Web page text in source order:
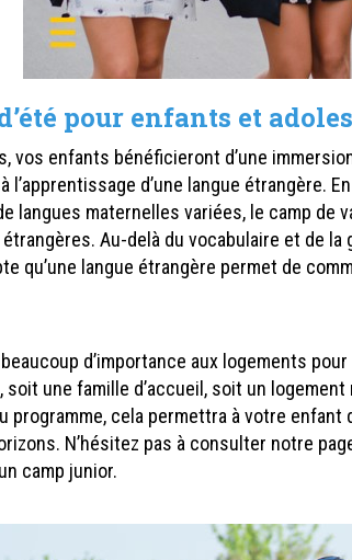
pour enfants et
vos enfants bénéficieront d’une
l’apprentissage d’une langue étrangère.
langues maternelles variées, le camp de
Au-delà du vocabulaire et de
qu’une langue étrangère permet de
d’importance aux logements
soit une famille d’accueil, soit un
programme, cela permettra à votre enfant
N’hésitez pas à consulter notre
camp junior.